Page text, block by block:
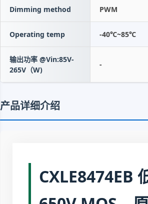
Dimming method PWM
Operating temp -40℃~85℃
输出功率 @Vin:85V-
265V（W)
-
产品详细介绍
CXLE8474EB